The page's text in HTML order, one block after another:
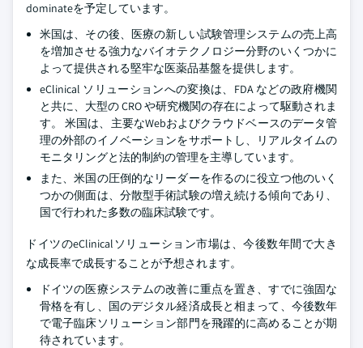
dominateを予定しています。
米国は、その後、医療の新しい試験管理システムの売上高
を増加させる強力なバイオテクノロジー分野のいくつかに
よって提供される堅牢な医薬品基盤を提供します。
eClinical ソリューションへの変換は、FDA などの政府機関
と共に、大型の CRO や研究機関の存在によって駆動されま
す。 米国は、主要なWebおよびクラウドベースのデータ管
理の外部のイノベーションをサポートし、リアルタイムの
モニタリングと法的制約の管理を主導しています。
また、米国の圧倒的なリーダーを作るのに役立つ他のいく
つかの側面は、分散型手術試験の増え続ける傾向であり、
国で行われた多数の臨床試験です。
ドイツのeClinicalソリューション市場は、今後数年間で大き
な成長率で成長することが予想されます。
ドイツの医療システムの改善に重点を置き、すでに強固な
骨格を有し、国のデジタル経済成長と相まって、今後数年
で電子臨床ソリューション部門を飛躍的に高めることが期
待されています。